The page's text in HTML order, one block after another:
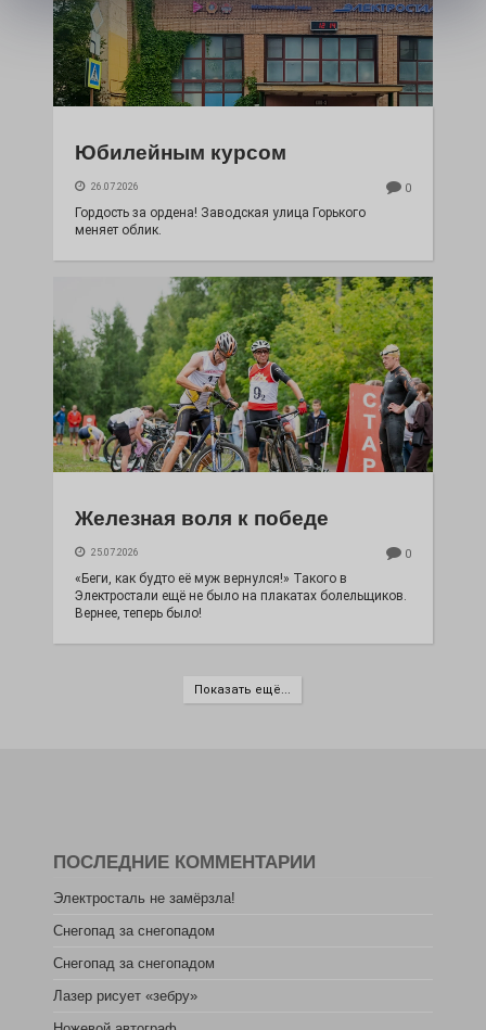
Юбилейным курсом
26.07.2026 0
Гордость за ордена! Заводская улица Горького
меняет облик.
Железная воля к победе
25.07.2026 0
«Беги, как будто её муж вернулся!» Такого в
Электростали ещё не было на плакатах болельщиков.
Вернее, теперь было!
Показать ещё...
ПОСЛЕДНИЕ КОММЕНТАРИИ
Электросталь не замёрзла!
Снегопад за снегопадом
Снегопад за снегопадом
Лазер рисует «зебру»